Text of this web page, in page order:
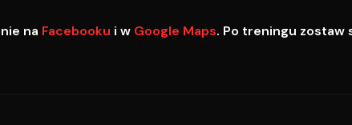
na Facebooku i w Google Maps. Po treningu zostaw